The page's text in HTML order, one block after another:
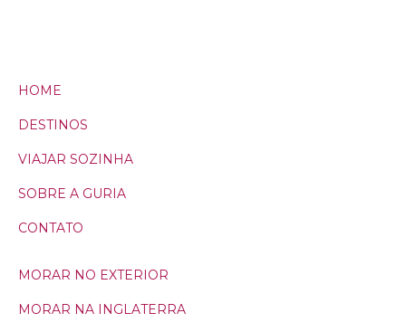
HOME
DESTINOS
VIAJAR SOZINHA
SOBRE A GURIA
CONTATO
MORAR NO EXTERIOR
MORAR NA INGLATERRA